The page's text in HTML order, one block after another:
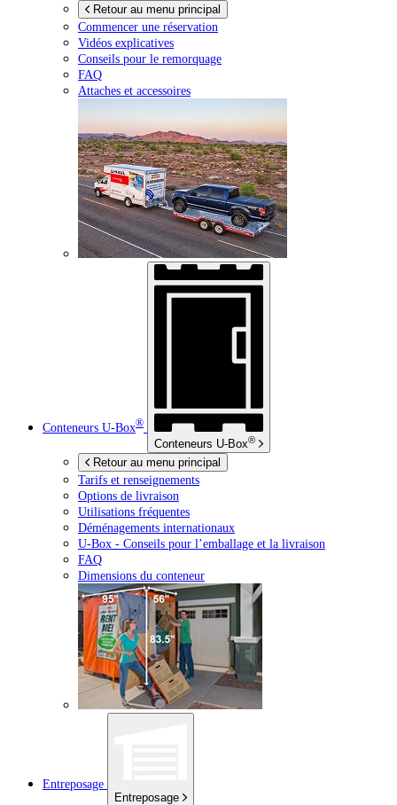
Retour au menu principal
Commencer une réservation
Vidéos explicatives
Conseils pour le remorquage
FAQ
Attaches et accessoires
Conteneurs U-Box®
Conteneurs U-Box®
Retour au menu principal
Tarifs et renseignements
Options de livraison
Utilisations fréquentes
Déménagements internationaux
U-Box - Conseils pour l’emballage et la livraison
FAQ
Dimensions du conteneur
Entreposage
Entreposage